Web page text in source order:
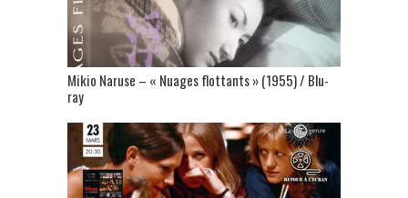
Mikio Naruse – « Nuages flottants » (1955) / Blu-
ray